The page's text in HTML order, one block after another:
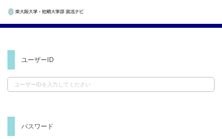
ユーザーID
パスワード